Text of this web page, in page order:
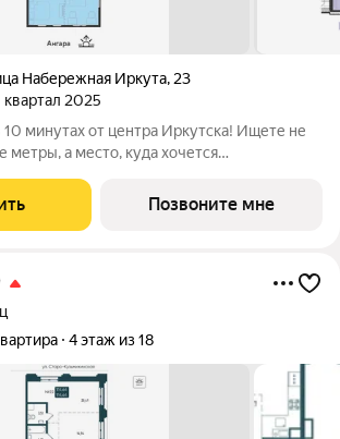
Набережная Иркута, 23
квартал 2025
минутах от центра Иркутска! Ищете не
метры, а место, куда хочется
комплекс на первой береговой линии,
полуострове в
Позвоните мне
4 этаж из 18